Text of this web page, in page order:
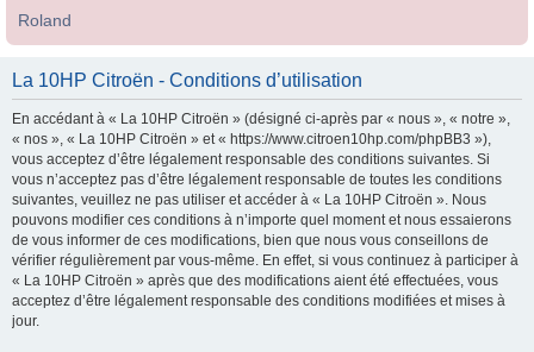
Roland
La 10HP Citroën - Conditions d’utilisation
En accédant à « La 10HP Citroën » (désigné ci-après par « nous », « notre »,
« nos », « La 10HP Citroën » et « https://www.citroen10hp.com/phpBB3 »),
vous acceptez d’être légalement responsable des conditions suivantes. Si
vous n’acceptez pas d’être légalement responsable de toutes les conditions
suivantes, veuillez ne pas utiliser et accéder à « La 10HP Citroën ». Nous
pouvons modifier ces conditions à n’importe quel moment et nous essaierons
de vous informer de ces modifications, bien que nous vous conseillons de
vérifier régulièrement par vous-même. En effet, si vous continuez à participer à
« La 10HP Citroën » après que des modifications aient été effectuées, vous
acceptez d’être légalement responsable des conditions modifiées et mises à
jour.